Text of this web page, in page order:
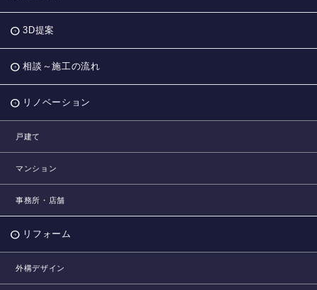
3D提案
相談～施工の流れ
リノベーション
戸建て
マンション
事務所・店舗
リフォーム
外構デザイン